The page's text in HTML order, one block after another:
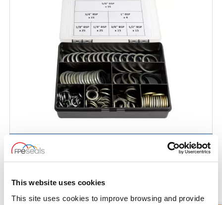
This website uses cookies
This site uses cookies to improve browsing and provide
Gebonden sluitringset